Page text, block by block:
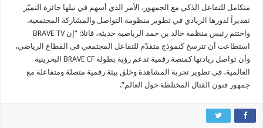
متكامل للتفاعل الذكي مع الجمهور، الأمر الذي أسهم في نيلها جائزة التميّز
تقديراً لدورها الريادي في تطوير منظومة التواصل والمشاركة المجتمعية.
واختتم رئيس منظمة خالد بن حمد الرياضية حديثه، قائلا: “إن BRAVE TV
استطاعت أن تترسخ كنموذج متقدّم للتفاعل المجتمعي في القطاع الرياضي،
وأن تواصل ريادتها كمنصة رقمية تدعم رؤية بطولة BRAVE CF البحرينية
العالمية، في تطوير تجربة المشاهدة وخلق بيئة رقمية متصلة ومتفاعلة مع
جمهور فنون القتال المختلطة حول العالم”.